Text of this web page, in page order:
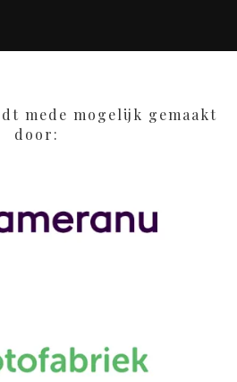
mede mogelijk gemaakt
door: